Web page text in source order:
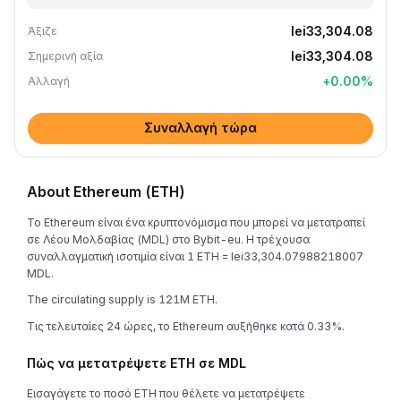
Άξιζε lei33,304.08
Σημερινή αξία lei33,304.08
Αλλαγή +0.00%
Συναλλαγή τώρα
About Ethereum (ETH)
Το Ethereum είναι ένα κρυπτονόμισμα που μπορεί να μετατραπεί
σε Λέου Μολδαβίας (MDL) στο Bybit-eu. Η τρέχουσα
συναλλαγματική ισοτιμία είναι 1 ETH = lei33,304.07988218007
MDL.
The circulating supply is 121M ETH.
Τις τελευταίες 24 ώρες, το Ethereum αυξήθηκε κατά 0.33%.
Πώς να μετατρέψετε ETH σε MDL
Εισαγάγετε το ποσό ETH που θέλετε να μετατρέψετε